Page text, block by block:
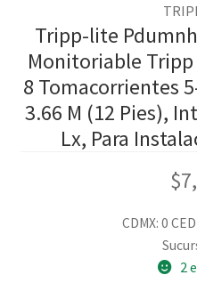
Tripp-lite
Monitoriable Tripp
8 Tomacorrientes
3.66 M (12 Pies),
Lx, Para
$
CDMX: 0
2